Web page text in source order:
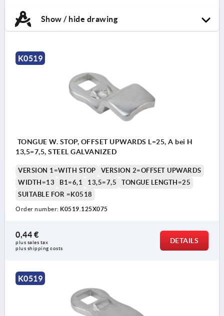
Show / hide drawing
K0519
TONGUE W. STOP, OFFSET UPWARDS L=25, A bei H
13,5=7,5, STEEL GALVANIZED
VERSION 1=WITH STOP
VERSION 2=OFFSET UPWARDS
WIDTH=13
B1=6,1 13,5=7,5
TONGUE LENGTH=25
SUITABLE FOR =K0518
Order number: K0519.125X075
0,44 €
plus sales tax
plus shipping costs
DETAILS
K0519